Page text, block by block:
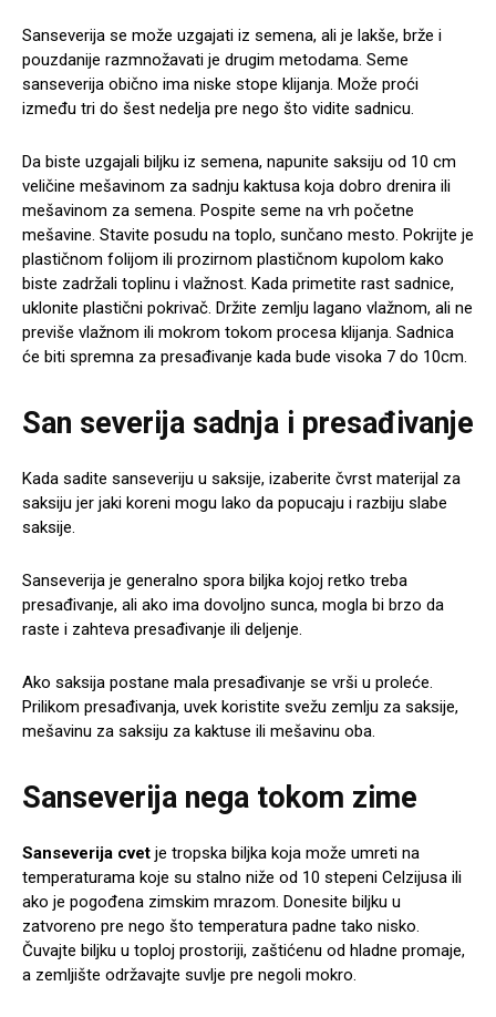
Sanseverija se može uzgajati iz semena, ali je lakše, brže i
pouzdanije razmnožavati je drugim metodama. Seme
sanseverija obično ima niske stope klijanja. Može proći
između tri do šest nedelja pre nego što vidite sadnicu.
Da biste uzgajali biljku iz semena, napunite saksiju od 10 cm
veličine mešavinom za sadnju kaktusa koja dobro drenira ili
mešavinom za semena. Pospite seme na vrh početne
mešavine. Stavite posudu na toplo, sunčano mesto. Pokrijte je
plastičnom folijom ili prozirnom plastičnom kupolom kako
biste zadržali toplinu i vlažnost. Kada primetite rast sadnice,
uklonite plastični pokrivač. Držite zemlju lagano vlažnom, ali ne
previše vlažnom ili mokrom tokom procesa klijanja. Sadnica
će biti spremna za presađivanje kada bude visoka 7 do 10cm.
San severija sadnja i presađivanje
Kada sadite sanseveriju u saksije, izaberite čvrst materijal za
saksiju jer jaki koreni mogu lako da popucaju i razbiju slabe
saksije.
Sanseverija je generalno spora biljka kojoj retko treba
presađivanje, ali ako ima dovoljno sunca, mogla bi brzo da
raste i zahteva presađivanje ili deljenje.
Ako saksija postane mala presađivanje se vrši u proleće.
Prilikom presađivanja, uvek koristite svežu zemlju za saksije,
mešavinu za saksiju za kaktuse ili mešavinu oba.
Sanseverija nega tokom zime
Sanseverija cvet je tropska biljka koja može umreti na
temperaturama koje su stalno niže od 10 stepeni Celzijusa ili
ako je pogođena zimskim mrazom. Donesite biljku u
zatvoreno pre nego što temperatura padne tako nisko.
Čuvajte biljku u toploj prostoriji, zaštićenu od hladne promaje,
a zemljište održavajte suvlje pre negoli mokro.